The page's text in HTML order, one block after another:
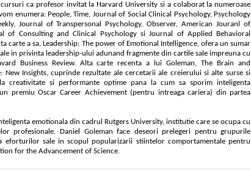
ca profesor invitat la Harvard University si a colaborat la numeroase
enumera: People, Time, Journal of Social Clinical Psychology, Psychology
Journal of Transpersonal Psychology, Observer, American Jouranl of
of Consulting and Clinical Psychology si Journal of Applied Behavioral
carte a sa, Leadership: The power of Emotional Intelligence, ofera un sumar
in privinta leadership-ului adunand fragmente din cartile sale impreuna cu
Business Review. Alta carte recenta a lui Goleman, The Brain and
New Insights, cuprinde rezultate ale cercetarii ale creierului si alte surse si
creativitate si performante optime pana la cum sa sporim inteligenta
premiu Oscar Career Achievement (pentru intreaga cariera) din partea
emotionala din cadrul Rutgers University, institutie care se ocupa cu
profesionale. Daniel Goleman face deseori prelegeri pentru grupurile
eforturilor sale in scopul popularizarii stiintelor comportamentale pentru
for the Advancement of Science.